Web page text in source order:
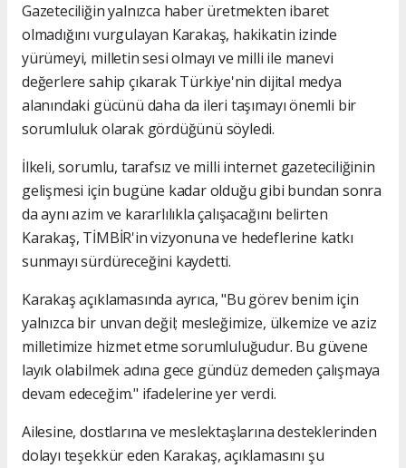
Gazeteciliğin yalnızca haber üretmekten ibaret
olmadığını vurgulayan Karakaş, hakikatin izinde
yürümeyi, milletin sesi olmayı ve milli ile manevi
değerlere sahip çıkarak Türkiye'nin dijital medya
alanındaki gücünü daha da ileri taşımayı önemli bir
sorumluluk olarak gördüğünü söyledi.
İlkeli, sorumlu, tarafsız ve milli internet gazeteciliğinin
gelişmesi için bugüne kadar olduğu gibi bundan sonra
da aynı azim ve kararlılıkla çalışacağını belirten
Karakaş, TİMBİR'in vizyonuna ve hedeflerine katkı
sunmayı sürdüreceğini kaydetti.
Karakaş açıklamasında ayrıca, "Bu görev benim için
yalnızca bir unvan değil; mesleğimize, ülkemize ve aziz
milletimize hizmet etme sorumluluğudur. Bu güvene
layık olabilmek adına gece gündüz demeden çalışmaya
devam edeceğim." ifadelerine yer verdi.
Ailesine, dostlarına ve meslektaşlarına desteklerinden
dolayı teşekkür eden Karakaş, açıklamasını şu